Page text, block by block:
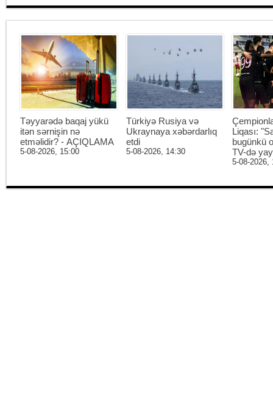
Təyyarədə baqaj yükü
itən sərnişin nə
etməlidir? - AÇIQLAMA
5-08-2026, 15:00
Türkiyə Rusiya və
Ukraynaya xəbərdarlıq
etdi
5-08-2026, 14:30
Liqası:
bugünkü
TV-də
5-08-2026,